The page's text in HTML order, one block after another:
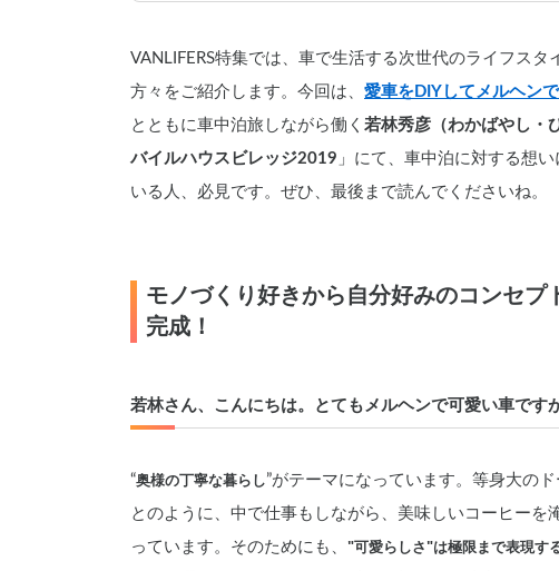
VANLIFERS特集では、車で生活する次世代のライフス
方々をご紹介します。今回は、 愛車をDIYしてメルヘン
とともに車中泊旅しながら働く 若林秀彦（わかばやし・
バイルハウスビレッジ2019 」にて、車中泊に対する想
いる人、必見です。ぜひ、最後まで読んでくださいね。
モノづくり好きから自分好みのコンセ
完成！
若林さん、こんにちは。とてもメルヘンで可愛い車です
“奥様の丁寧な暮らし”がテーマになっています。等身大の
とのように、中で仕事もしながら、美味しいコーヒー
っています。そのためにも、 "可愛らしさ"は極限まで表現す